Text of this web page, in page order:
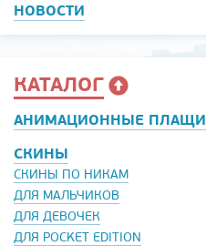
НОВОСТИ
КАТАЛОГ
АНИМАЦИОННЫЕ ПЛАЩИ
СКИНЫ
СКИНЫ ПО НИКАМ
ДЛЯ МАЛЬЧИКОВ
ДЛЯ ДЕВОЧЕК
ДЛЯ POCKET EDITION